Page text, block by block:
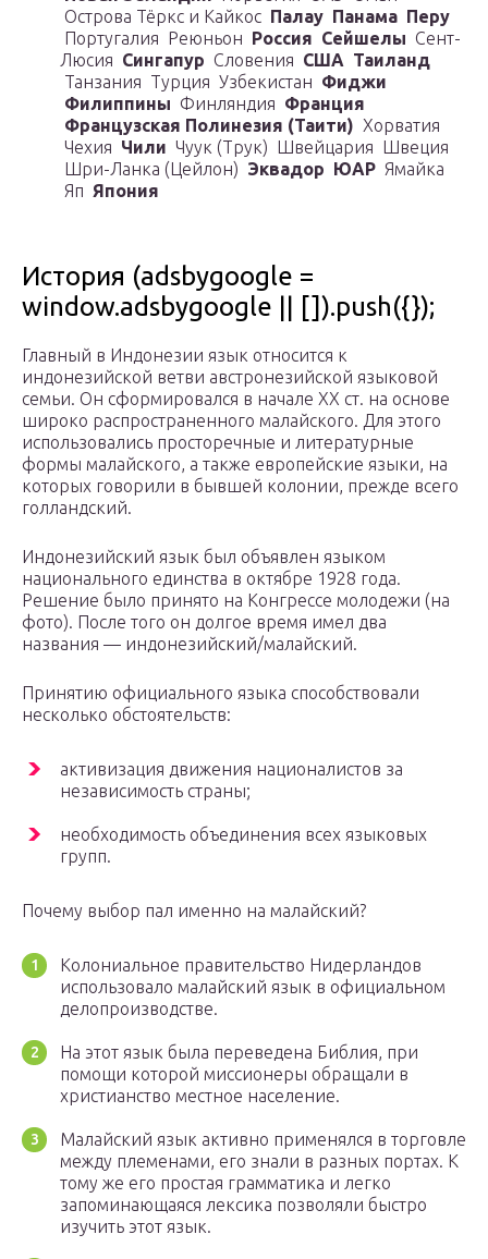
Острова Тёркс и Кайкос Палау Панама Перу
Португалия Реюньон Россия Сейшелы Сент-
Люсия Сингапур Словения США Таиланд
Танзания Турция Узбекистан Фиджи
Филиппины Финляндия Франция
Французская Полинезия (Таити) Хорватия
Чехия Чили Чуук (Трук) Швейцария Швеция
Шри-Ланка (Цейлон) Эквадор ЮАР Ямайка
Яп Япония
История (adsbygoogle =
window.adsbygoogle || []).push({});
Главный в Индонезии язык относится к
индонезийской ветви австронезийской языковой
семьи. Он сформировался в начале XX ст. на основе
широко распространенного малайского. Для этого
использовались просторечные и литературные
формы малайского, а также европейские языки, на
которых говорили в бывшей колонии, прежде всего
голландский.
Индонезийский язык был объявлен языком
национального единства в октябре 1928 года.
Решение было принято на Конгрессе молодежи (на
фото). После того он долгое время имел два
названия — индонезийский/малайский.
Принятию официального языка способствовали
несколько обстоятельств:
активизация движения националистов за
независимость страны;
необходимость объединения всех языковых
групп.
Почему выбор пал именно на малайский?
Колониальное правительство Нидерландов
использовало малайский язык в официальном
делопроизводстве.
На этот язык была переведена Библия, при
помощи которой миссионеры обращали в
христианство местное население.
Малайский язык активно применялся в торговле
между племенами, его знали в разных портах. К
тому же его простая грамматика и легко
запоминающаяся лексика позволяли быстро
изучить этот язык.